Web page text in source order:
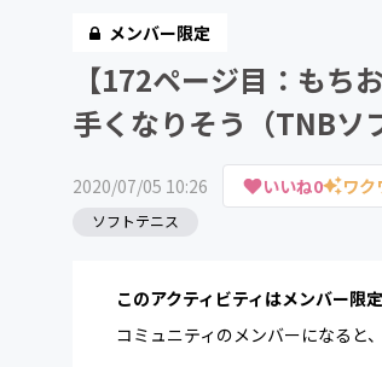
メンバー限定
【172ページ目：もち
手くなりそう（TNBソ
2020/07/05 10:26 いいね0 ワク
ソフトテニス
このアクティビティはメンバー限定
コミュニティのメンバーになると